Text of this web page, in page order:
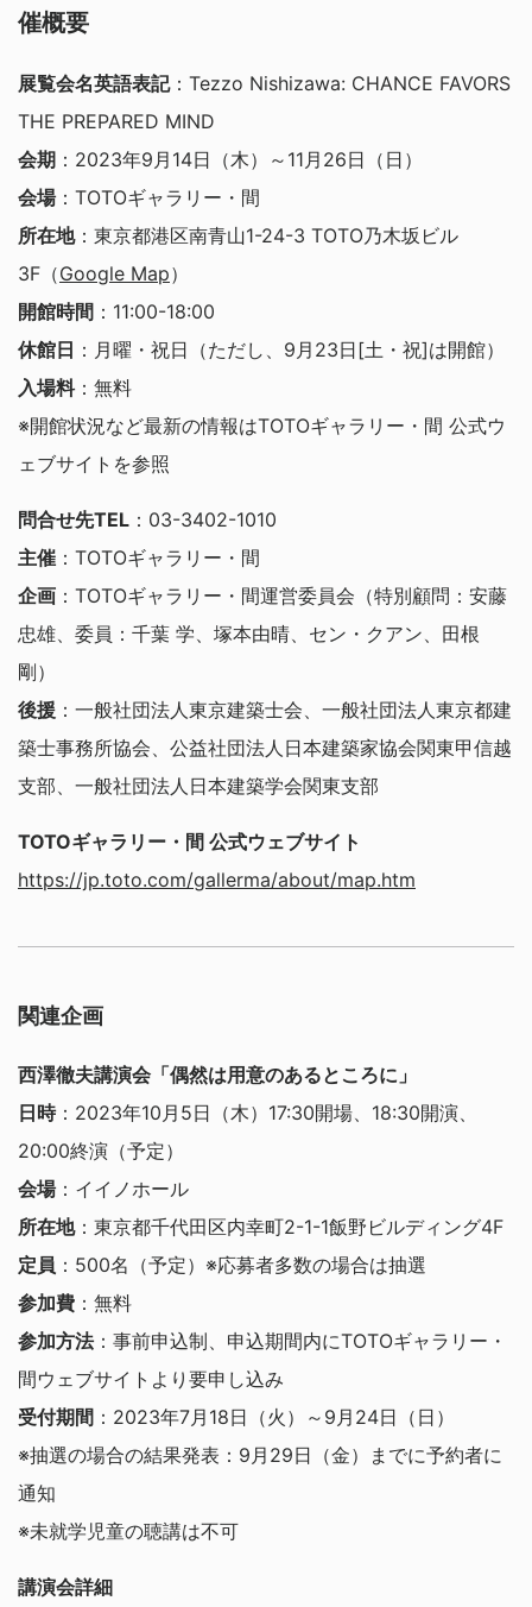
催概要
展覧会名英語表記：Tezzo Nishizawa: CHANCE FAVORS
THE PREPARED MIND
会期 ：2023年9月14日（木）～11月26日（日）
会場：TOTOギャラリー・間
所在地：東京都港区南青山1-24-3 TOTO乃木坂ビル
3F（Google Map）
開館時間 ：11:00-18:00
休館日 ：月曜・祝日（ただし、9月23日[土・祝]は開館）
入場料：無料
※開館状況など最新の情報はTOTOギャラリー・間 公式ウ
ェブサイトを参照
問合せ先TEL ：03-3402-1010
主催 ：TOTOギャラリー・間
企画 ：TOTOギャラリー・間運営委員会（特別顧問：安藤
忠雄、委員：千葉 学、塚本由晴、セン・クアン、田根
剛）
後援 ：一般社団法人東京建築士会、一般社団法人東京都建
築士事務所協会、公益社団法人日本建築家協会関東甲信越
支部、一般社団法人日本建築学会関東支部
TOTOギャラリー・間 公式ウェブサイト
https://jp.toto.com/gallerma/about/map.htm
関連企画
西澤徹夫講演会「偶然は用意のあるところに」
日時：2023年10月5日（木）17:30開場、18:30開演、
20:00終演（予定）
会場：イイノホール
所在地：東京都千代田区内幸町2-1-1飯野ビルディング4F
定員 ：500名（予定）※応募者多数の場合は抽選
参加費 ：無料
参加⽅法：事前申込制、申込期間内にTOTOギャラリー・
間ウェブサイトより要申し込み
受付期間 ：2023年7月18日（火）～9月24日（日）
※抽選の場合の結果発表：9月29日（金）までに予約者に
通知
※未就学児童の聴講は不可
講演会詳細